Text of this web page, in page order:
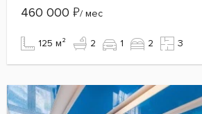
460 000 ₽/ мес
125 м² 2 1 2 3